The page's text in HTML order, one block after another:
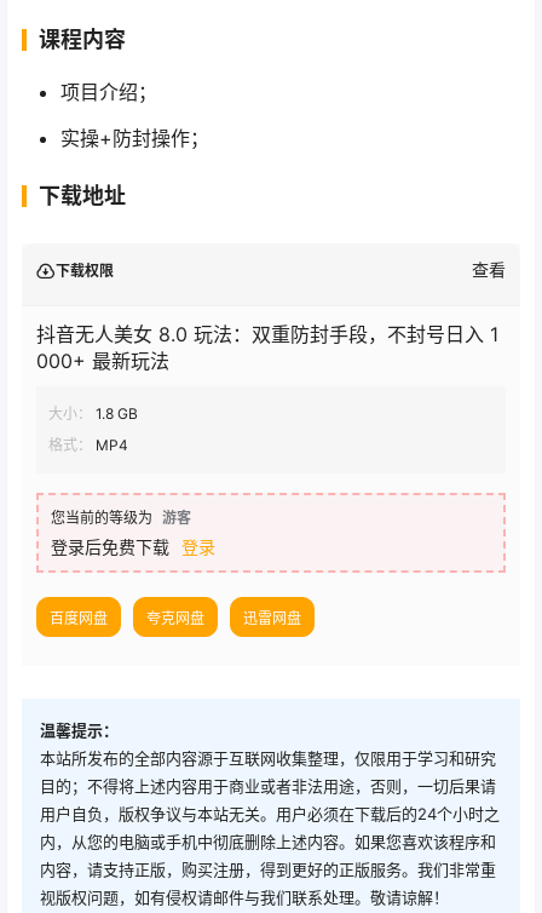
课程内容
项目介绍；
实操+防封操作；
下载地址
下载权限 查看
抖音无人美女 8.0 玩法：双重防封手段，不封号日入 1
000+ 最新玩法
大小：
1.8 GB
格式：
MP4
您当前的等级为 游客
登录后免费下载 登录
百度网盘 夸克网盘 迅雷网盘
温馨提示：
本站所发布的全部内容源于互联网收集整理，仅限用于学习和研究
目的；不得将上述内容用于商业或者非法用途，否则，一切后果请
用户自负，版权争议与本站无关。用户必须在下载后的24个小时之
内，从您的电脑或手机中彻底删除上述内容。如果您喜欢该程序和
内容，请支持正版，购买注册，得到更好的正版服务。我们非常重
视版权问题，如有侵权请邮件与我们联系处理。敬请谅解！